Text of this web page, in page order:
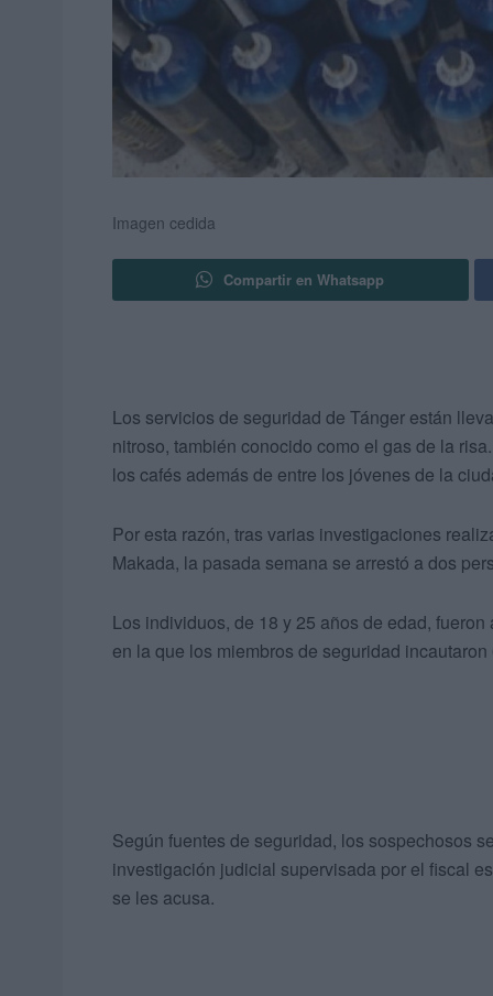
Imagen cedida
Compartir en Whatsapp
Los servicios de seguridad de Tánger están
nitroso, también conocido como el gas de la
los cafés además de entre los jóvenes de la
Por esta razón, tras varias investigaciones
Makada, la pasada semana se arrestó a dos
Los individuos, de 18 y 25 años de edad,
en la que los miembros de seguridad
Según fuentes de seguridad, los sospechosos
investigación judicial supervisada por el fiscal
se les acusa.